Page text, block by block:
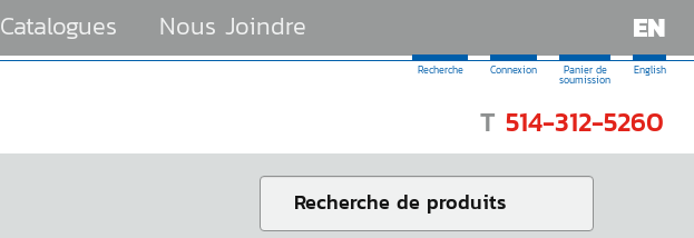
Catalogues Nous Joindre
Recherche Connexion Panier de
soumission
EN
English
T 514-312-5260